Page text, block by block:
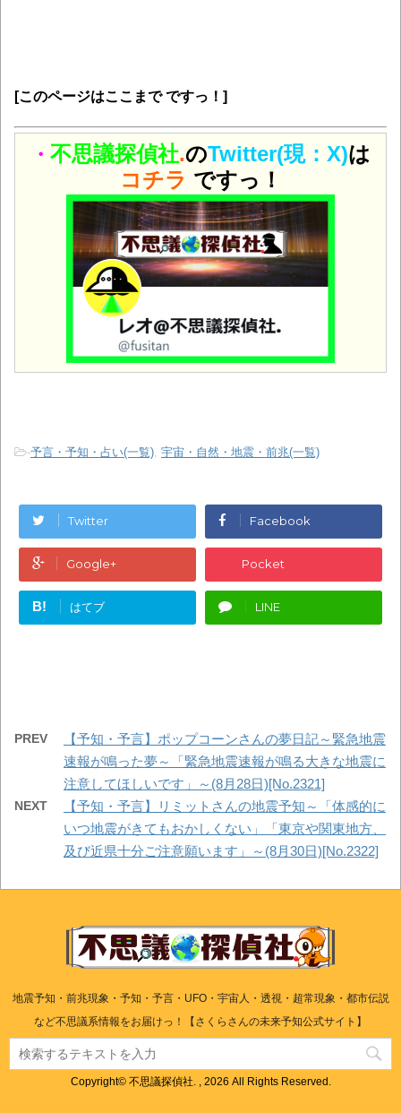
[このページはここまで ですっ！]
・ 不思議探偵社.のTwitter(現：X)は
コチラ ですっ！
-予言・予知・占い(一覧) 宇宙・自然・地震・前兆(一覧)
Twitter Facebook
Google+ Pocket
B! はてブ LINE
PREV
【予知・予言】ポップコーンさんの夢日記～緊急地震
速報が鳴った夢～「緊急地震速報が鳴る大きな地震に
注意してほしいです」～(8月28日)[No.2321]
NEXT
【予知・予言】リミットさんの地震予知～「体感的に
いつ地震がきてもおかしくない」「東京や関東地方、
及び近県十分ご注意願います」～(8月30日)[No.2322]
地震予知・前兆現象・予知・予言・UFO・宇宙人・透視・超常現象・都市伝説
など不思議系情報をお届けっ！【さくらさんの未来予知公式サイト】
Copyright© 不思議探偵社. , 2026 All Rights Reserved.